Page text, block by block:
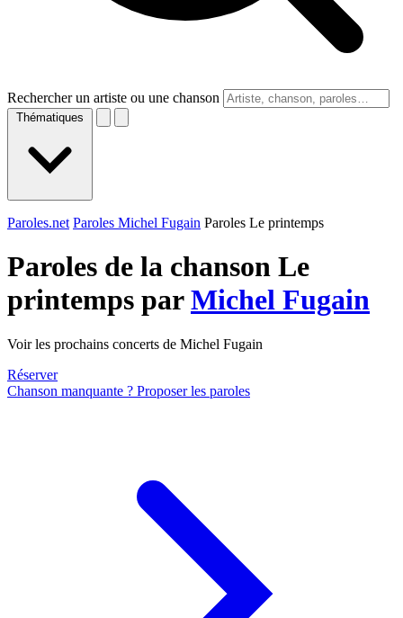
Rechercher un artiste ou une chanson
Thématiques
Paroles.net Paroles Michel Fugain Paroles Le printemps
Paroles de la chanson Le
printemps parMichel Fugain
Voir les prochains concerts de Michel Fugain
Réserver
Chanson manquante ? Proposer les paroles